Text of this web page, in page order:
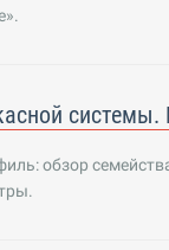
обзор